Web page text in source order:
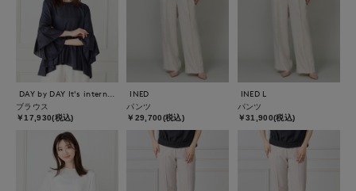
ブラウス
￥17,930(税込)
INED
パンツ
￥29,700(税込)
INED L
パンツ
￥31,900(税込)